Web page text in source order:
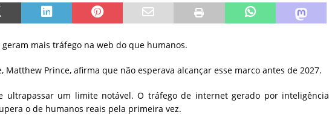
[ 06/08/2026 ]
Sem guardrails, a autonomia da IA se torna um risco
NOTÍCIAS
geram mais tráfego na web do que humanos.
Matthew Prince, afirma que não esperava alcançar esse marco antes de 2027.
ultrapassar um limite notável. O tráfego de internet gerado por inteligência
o de humanos reais pela primeira vez.